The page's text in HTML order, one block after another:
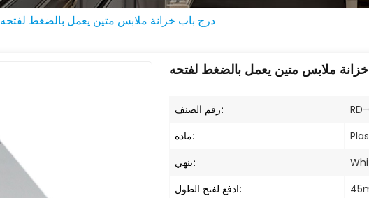
درج باب خزانة ملابس متين يعمل بالضغط لفتحه
ملابس متين يعمل بالضغط لفتحه
رقم الصنف:
مادة:
ينهي:
ادفع لفتح الطول: